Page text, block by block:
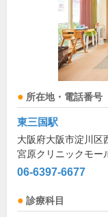
所在地・電話番号
東三国駅
大阪府大阪市淀川区
宮原クリニックモー
06-6397-6677
診療科目